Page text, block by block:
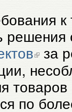
к
за
по